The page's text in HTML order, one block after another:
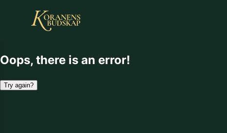
Oops, there is an error!
Try again?